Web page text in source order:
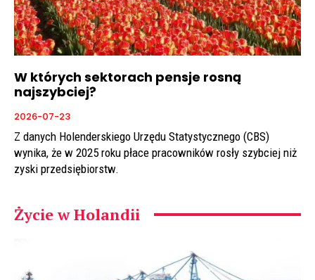
W których sektorach pensje rosną
najszybciej?
2026-07-23
Z danych Holenderskiego Urzędu Statystycznego (CBS)
wynika, że w 2025 roku płace pracowników rosły szybciej niż
zyski przedsiębiorstw.
Życie w Holandii